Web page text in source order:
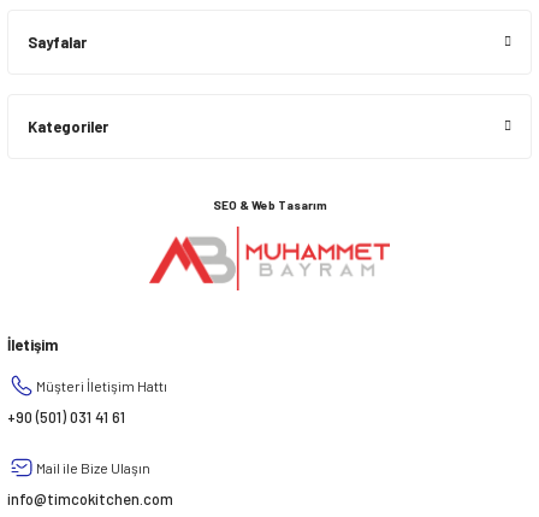
Sayfalar
Kategoriler
SEO & Web Tasarım
İletişim
Müşteri İletişim Hattı
+90 (501) 031 41 61
Mail ile Bize Ulaşın
info@timcokitchen.com